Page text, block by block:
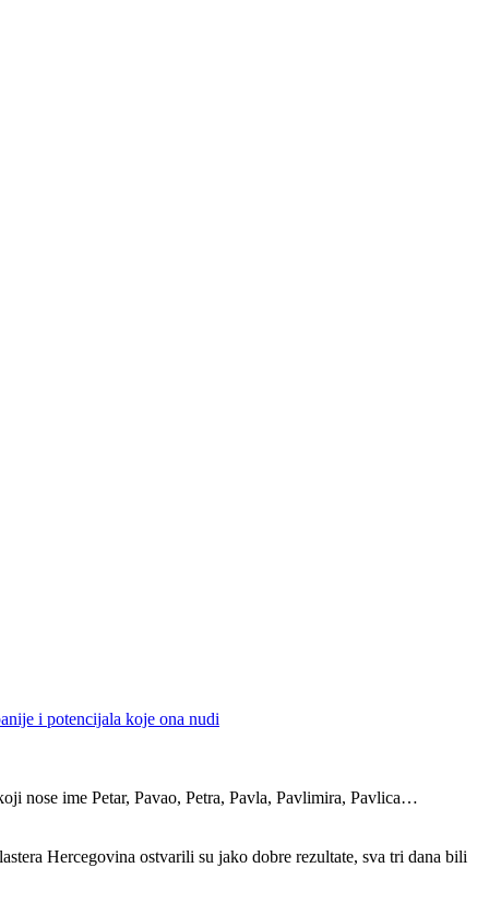
i potencijala koje ona nudi
nose ime Petar, Pavao, Petra, Pavla, Pavlimira, Pavlica…
Hercegovina ostvarili su jako dobre rezultate, sva tri dana bili